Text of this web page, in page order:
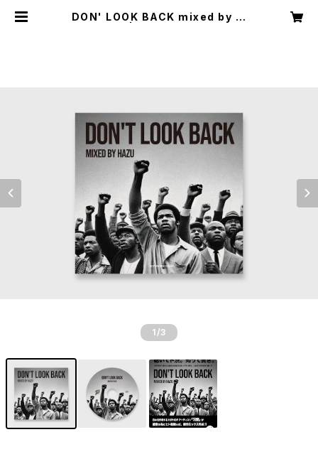
DON' LOOK BACK mixed by 刃
1 /3